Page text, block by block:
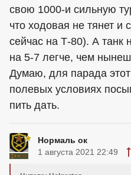
свою 1000-и сильную
что ходовая не тянет и
сейчас на Т-80). А танк
на 5-7 легче, чем
Думаю, для парада этот
полевых условиях
пить дать.
Нормаль ок
1 августа 2021 22:49